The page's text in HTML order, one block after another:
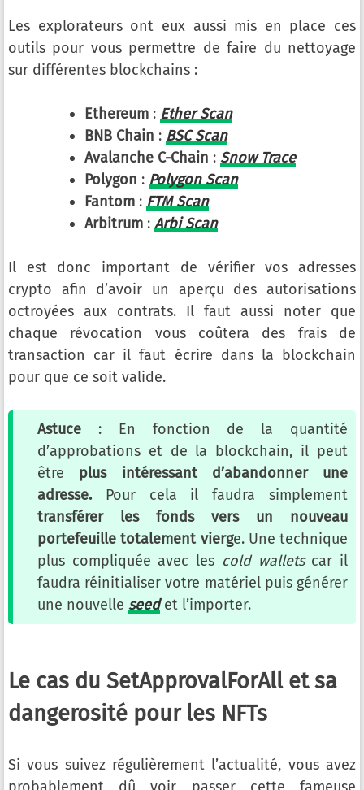
Les explorateurs ont eux aussi mis en place ces
outils pour vous permettre de faire du nettoyage
sur différentes blockchains :
Ethereum : Ether Scan
BNB Chain : BSC Scan
Avalanche C-Chain : Snow Trace
Polygon : Polygon Scan
Fantom : FTM Scan
Arbitrum : Arbi Scan
Il est donc important de vérifier vos adresses
crypto afin d’avoir un aperçu des autorisations
octroyées aux contrats. Il faut aussi noter que
chaque révocation vous coûtera des frais de
transaction car il faut écrire dans la blockchain
pour que ce soit valide.
Astuce : En fonction de la quantité
d’approbations et de la blockchain, il peut
être plus intéressant d’abandonner une
adresse. Pour cela il faudra simplement
transférer les fonds vers un nouveau
portefeuille totalement vierge. Une technique
plus compliquée avec les cold walletscar il
faudra réinitialiser votre matériel puis générer
une nouvelle seedet l’importer.
Le cas du SetApprovalForAll et sa
dangerosité pour les NFTs
Si vous suivez régulièrement l’actualité, vous avez